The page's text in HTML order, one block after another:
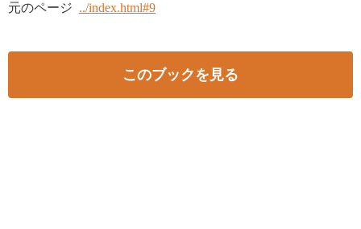
元のページ ../index.html#9
このブックを見る